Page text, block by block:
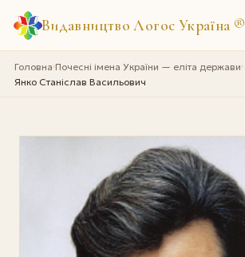
Видавництво Логос Україна ®
Головна›Почесні імена України — еліта держави›
Янко Станіслав Васильович